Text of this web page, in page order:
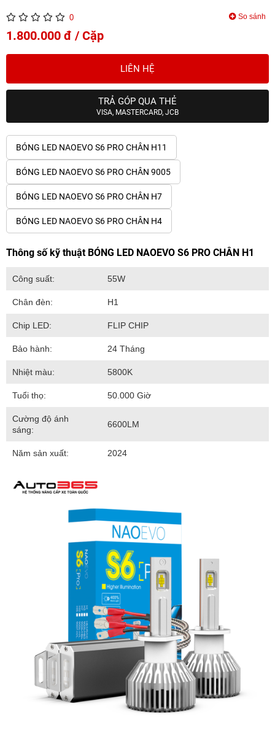
0 So sánh
1.800.000 đ / Cặp
LIÊN HỆ
TRẢ GÓP QUA THẺ
VISA, MASTERCARD, JCB
BÓNG LED NAOEVO S6 PRO CHÂN H11
BÓNG LED NAOEVO S6 PRO CHÂN 9005
BÓNG LED NAOEVO S6 PRO CHÂN H7
BÓNG LED NAOEVO S6 PRO CHÂN H4
Thông số kỹ thuật BÓNG LED NAOEVO S6 PRO CHÂN H1
Công suất: 55W
Chân đèn: H1
Chip LED: FLIP CHIP
Bảo hành: 24 Tháng
Nhiệt màu: 5800K
Tuổi thọ: 50.000 Giờ
Cường độ ánh
sáng:
6600LM
Năm sản xuất: 2024